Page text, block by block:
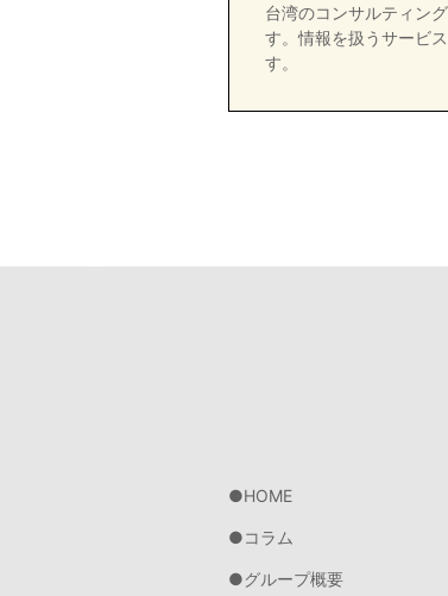
台湾のコンサルティン
す。情報を扱うサービ
す。
HOME
コラム
グループ概要